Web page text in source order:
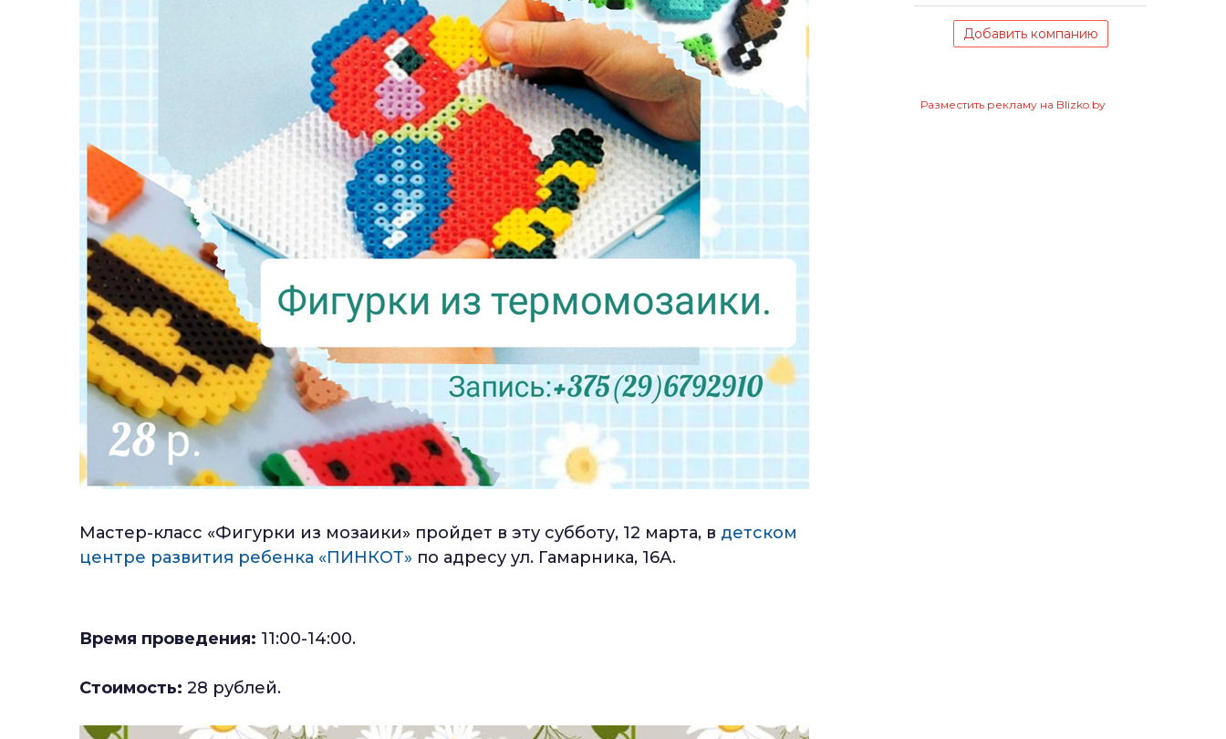
Мастер-класс «Фигурки из мозаики» пройдет в эту субботу, 12 марта, в детском
центре развития ребенка «ПИНКОТ» по адресу ул. Гамарника, 16А.
Время проведения: 11:00-14:00.
Стоимость: 28 рублей.
Добавить компанию
Разместить рекламу на Blizko.by